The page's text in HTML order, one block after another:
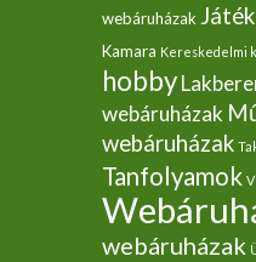
webáruházak
Kamara Kereskedelmi
hobby
webáruházak
webáruházak
Tanfolyamok
webáruházak